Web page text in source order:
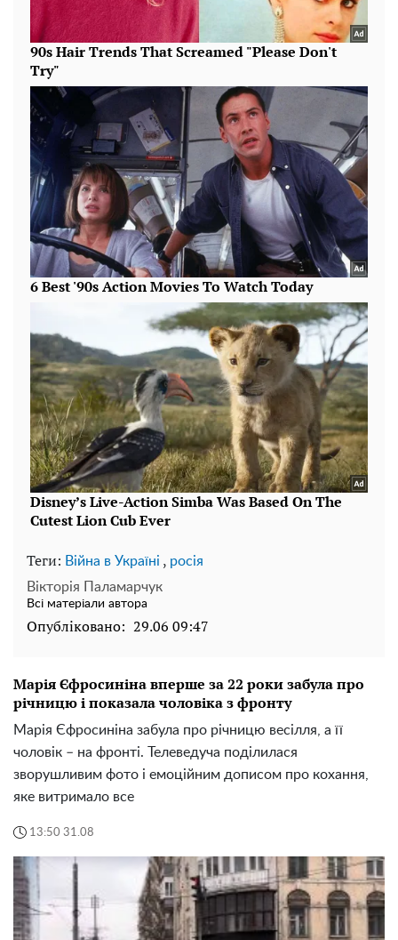
Теги: Війна в Україні , росія
Вікторія Паламарчук
Всі матеріали автора
Опубліковано: 29.06 09:47
Марія Єфросиніна вперше за 22 роки забула про
річницю і показала чоловіка з фронту
Марія Єфросиніна забула про річницю весілля, а її
чоловік – на фронті. Телеведуча поділилася
зворушливим фото і емоційним дописом про кохання,
яке витримало все
13:50 31.08